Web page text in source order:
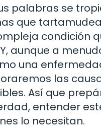
palabras se
que
condición
aunque a
una
las
Así que
entender
lo necesitan.